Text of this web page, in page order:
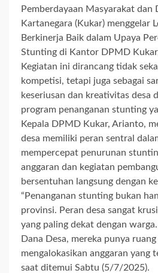
Pemberdayaan Masyarakat dan
Kartanegara (Kukar) menggelar
Berkinerja Baik dalam Upaya
Stunting di Kantor DPMD
Kegiatan ini dirancang tidak
kompetisi, tetapi juga sebagai
keseriusan dan kreativitas desa
program penanganan stunting
Kepala DPMD Kukar, Arianto,
desa memiliki peran sentral
mempercepat penurunan
anggaran dan kegiatan
bersentuhan langsung dengan
“Penanganan stunting bukan
provinsi. Peran desa sangat
yang paling dekat dengan
Dana Desa, mereka punya
mengalokasikan anggaran yang
saat ditemui Sabtu (5/7/2025).